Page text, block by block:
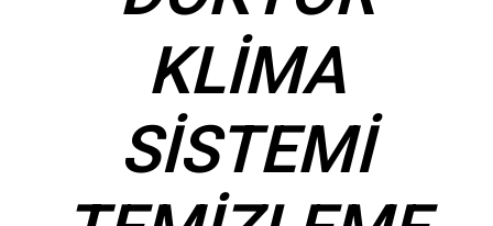
KLİMA
SİSTEMİ